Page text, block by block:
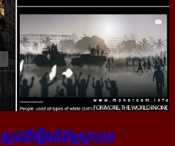
ល់​ពី​រឿង​រ៉ាវ​ខ្មែរ​ក្រហម